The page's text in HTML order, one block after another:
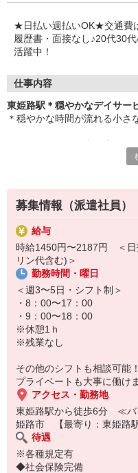
★日払い週払いOK★交通費
履歴書・面接なし♪20代30
活躍中！
仕事内容
東姫路駅＊穏やかなデイサー
＊穏やかな時間が流れる小さ
お困りごとのお手伝いやサポ
・リハビリの補助
・お話のお相手
・レクリエーションのサポート
・食事や入浴などの介助業務
・車での送迎 ※希望者の
無資格・未経験の方でも大歓
先輩スタッフが丁寧にサポ
さらに！
資格取得支援制度を使って、
働きながら資格取得が目指せ
ぜひお気軽にご応募ください♪
募集情報（派遣社員）
給与
時給1450円〜2187円 ＜日
リン代含む)＞
勤務時間・曜日
＜週3〜5日・シフト制＞
・8：00〜17：00
・9：00〜18：00
※休憩1ｈ
※残業なし
その他のシフトも相談可能！
プライベートも大事に働け
アクセス・勤務地
東姫路駅から徒歩6分 ≪バ
姫路市 【最寄り：東姫路駅
待遇
※各種規定有
◆社会保険完備